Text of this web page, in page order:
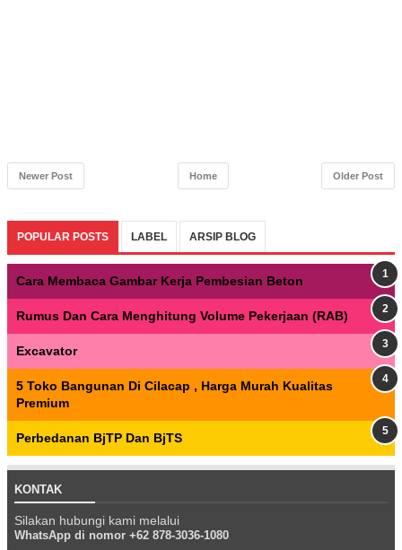
Newer Post Older Post
Home
POPULAR POSTS LABEL ARSIP BLOG
Cara Membaca Gambar Kerja Pembesian Beton
Rumus Dan Cara Menghitung Volume Pekerjaan (RAB)
Excavator
5 Toko Bangunan Di Cilacap , Harga Murah Kualitas
Premium
Perbedanan BjTP Dan BjTS
KONTAK
Silakan hubungi kami melalui
WhatsApp di nomor +62 878-3036-1080